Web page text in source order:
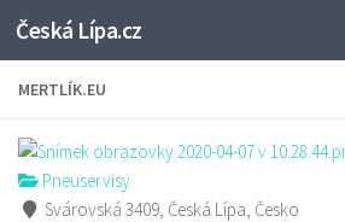
Skip to content
Česká Lípa.cz
MERTLÍK.EU
Pneuservisy
Svárovská 3409, Česká Lípa, Česko